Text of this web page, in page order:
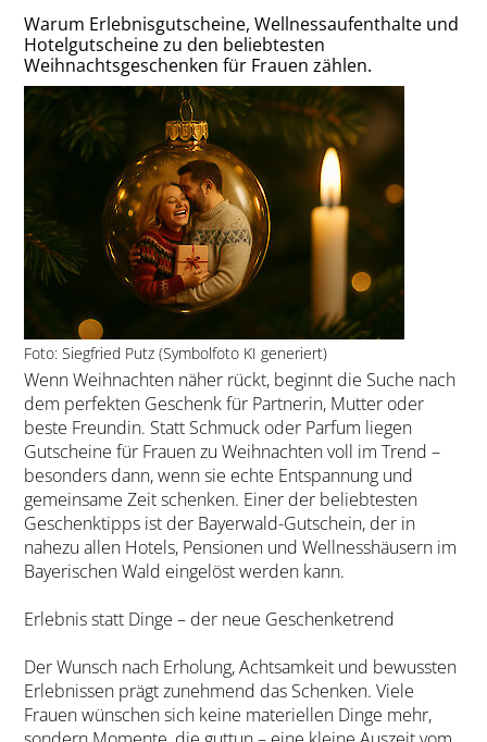
Warum Erlebnisgutscheine, Wellnessaufenthalte und
Hotelgutscheine zu den beliebtesten
Weihnachtsgeschenken für Frauen zählen.
Foto: Siegfried Putz (Symbolfoto KI generiert)
Wenn Weihnachten näher rückt, beginnt die Suche nach
dem perfekten Geschenk für Partnerin, Mutter oder
beste Freundin. Statt Schmuck oder Parfum liegen
Gutscheine für Frauen zu Weihnachten voll im Trend –
besonders dann, wenn sie echte Entspannung und
gemeinsame Zeit schenken. Einer der beliebtesten
Geschenktipps ist der Bayerwald-Gutschein, der in
nahezu allen Hotels, Pensionen und Wellnesshäusern im
Bayerischen Wald eingelöst werden kann.
Erlebnis statt Dinge – der neue Geschenketrend
Der Wunsch nach Erholung, Achtsamkeit und bewussten
Erlebnissen prägt zunehmend das Schenken. Viele
Frauen wünschen sich keine materiellen Dinge mehr,